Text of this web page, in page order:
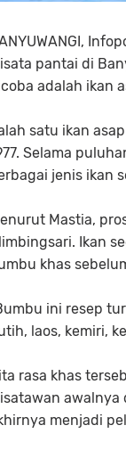
pantai di
adalah ikan
satu ikan
Selama
jenis ikan
Mastia,
Ikan
khas
ini resep
laos, kemiri,
rasa khas
awalnya
menjadi